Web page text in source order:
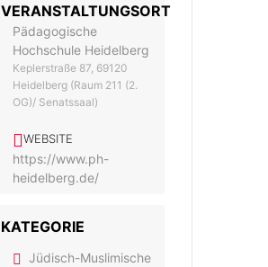
VERANSTALTUNGSORT
Pädagogische
Hochschule Heidelberg
Keplerstraße 87, 69120
Heidelberg (Raum 211 (2.
OG)/ Senatssaal)
WEBSITE
https://www.ph-
heidelberg.de/
KATEGORIE
Jüdisch-Muslimische